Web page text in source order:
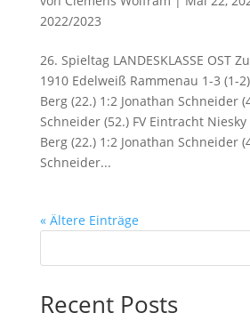
2022/2023
26. Spieltag LANDESKLASSE OST
1910 Edelweiß Rammenau 1-3 (1-
Berg (22.) 1:2 Jonathan Schneider
Schneider (52.) FV Eintracht
Berg (22.) 1:2 Jonathan Schneider
Schneider...
« Ältere Einträge
Recent Posts